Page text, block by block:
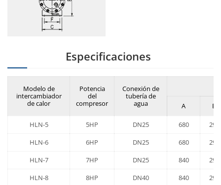
Especificaciones
Modelo de
intercambiador
de calor
Potencia
del
compresor
Conexión de
tubería de
agua
A B
HLN-5 5HP DN25 680
295
HLN-6
6HP DN25 680
295
HLN-7
7HP DN25 840
295
HLN-8
8HP DN40 840
295